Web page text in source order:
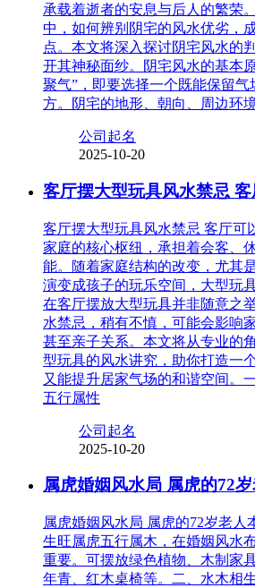
承载着逝者的安息与后人的繁荣
中，如何辨别阴宅的风水优劣，
点。本文将深入探讨阴宅风水的
开其神秘面纱。阴宅风水的基本
聚气”，即要选择一个既能保留
方。阴宅的地形、朝向、周边环
公司起名
2025-10-20
客厅摆大型玩具风水禁忌
客厅摆大型玩具风水禁忌 客厅可
家庭的核心枢纽，承担着会客、
能。随着家庭结构的改变，尤其
演变成孩子的玩乐空间，大型玩
在客厅摆放大型玩具并非随意之
水禁忌，稍有不慎，可能会影响
甚至亲子关系。本文将从专业的
型玩具的风水讲究，助你打造一
又能提升居家气场的和谐空间。
五行属性
公司起名
2025-10-20
属虎婚姻风水局 属虎的72
属虎婚姻风水局 属虎的72岁老人
生旺属虎五行属木，在婚姻风水
重要。可摆放绿色植物、木制家
年青、红木桌椅等。二、水木相